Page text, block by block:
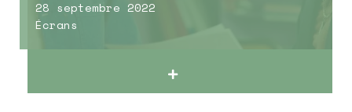
28 septembre 2022
Écrans